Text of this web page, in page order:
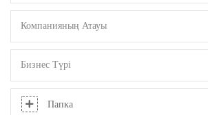
Компанияның Атауы
Бизнес Түрі
Папка